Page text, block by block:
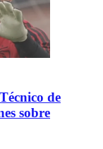
de
sobre